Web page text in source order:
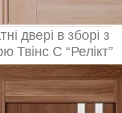
двері в зборі з
Твінс С “Релікт”